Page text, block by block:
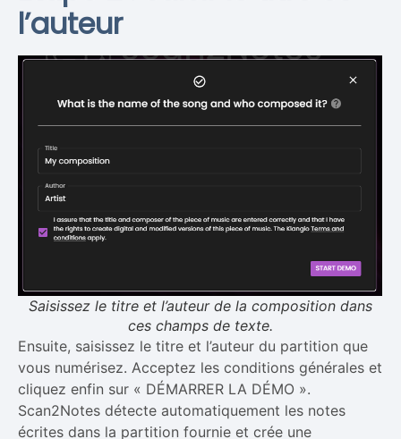
l’auteur
Saisissez le titre et l’auteur de la composition dans
ces champs de texte.
Ensuite, saisissez le titre et l’auteur du partition que
vous numérisez. Acceptez les conditions générales et
cliquez enfin sur « DÉMARRER LA DÉMO ».
Scan2Notes détecte automatiquement les notes
écrites dans la partition fournie et crée une